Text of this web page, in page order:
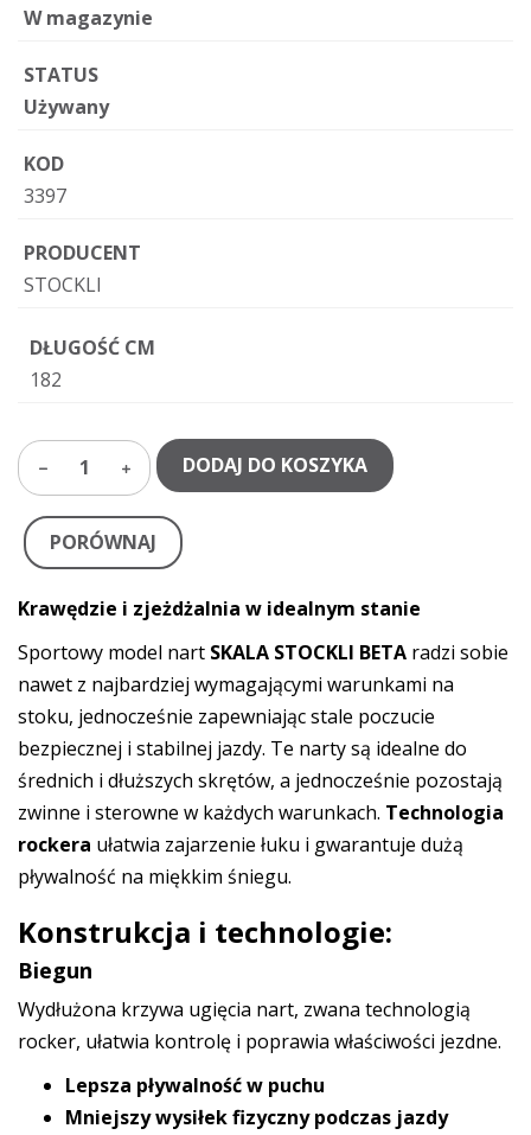
W magazynie
STATUS
Używany
KOD
3397
PRODUCENT
STOCKLI
DŁUGOŚĆ CM
182
1 DODAJ DO KOSZYKA
PORÓWNAJ
Krawędzie i zjeżdżalnia w idealnym stanie
Sportowy model nart SKALA STOCKLI BETA radzi sobie
nawet z najbardziej wymagającymi warunkami na
stoku, jednocześnie zapewniając stale poczucie
bezpiecznej i stabilnej jazdy. Te narty są idealne do
średnich i dłuższych skrętów, a jednocześnie pozostają
zwinne i sterowne w każdych warunkach. Technologia
rockera ułatwia zajarzenie łuku i gwarantuje dużą
pływalność na miękkim śniegu.
Konstrukcja i technologie:
Biegun
Wydłużona krzywa ugięcia nart, zwana technologią
rocker, ułatwia kontrolę i poprawia właściwości jezdne.
Lepsza pływalność w puchu
Mniejszy wysiłek fizyczny podczas jazdy